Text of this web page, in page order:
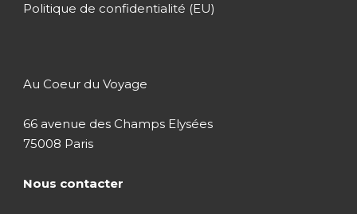
Politique de confidentialité (EU)
Au Coeur du Voyage
66 avenue des Champs Elysées
75008 Paris
Nous contacter